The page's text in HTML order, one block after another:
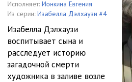
06_Budte_ostorozhny_s_komplimentami
07_Budte_ostorozhny_s_komplimentami
08_Budte_ostorozhny_s_komplimentami
09_Budte_ostorozhny_s_komplimentami
Исполняет: Ионкина Евгения
Из серии: Изабелла Дэлхаузи #4
Изабелла Дэлхаузи
воспитывает сына и
расследует историю
загадочной смерти
художника в заливе возле